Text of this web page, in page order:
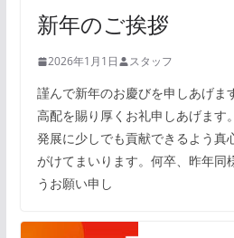
新年のご挨拶
2026年1月1日 スタッフ
謹んで新年のお慶びを申しあげま
高配を賜り厚くお礼申しあげます
発展に少しでも貢献できるよう真
がけてまいります。何卒、昨年同
うお願い申し